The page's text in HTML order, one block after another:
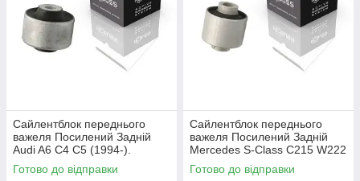
Сайлентблок переднього
важеля Посилений Задній
Audi A6 C4 C5 (1994-).
Верхній. Корея ACSUSS!
35379 , JBU138 , TD1062W
Готово до відправки
Сайлентблок переднього
важеля Посилений Задній
Mercedes S-Class C215 W222
W220 V220 (1998-). Корея
ACSUSS! 28744 , TD4208W ,
Готово до відправки